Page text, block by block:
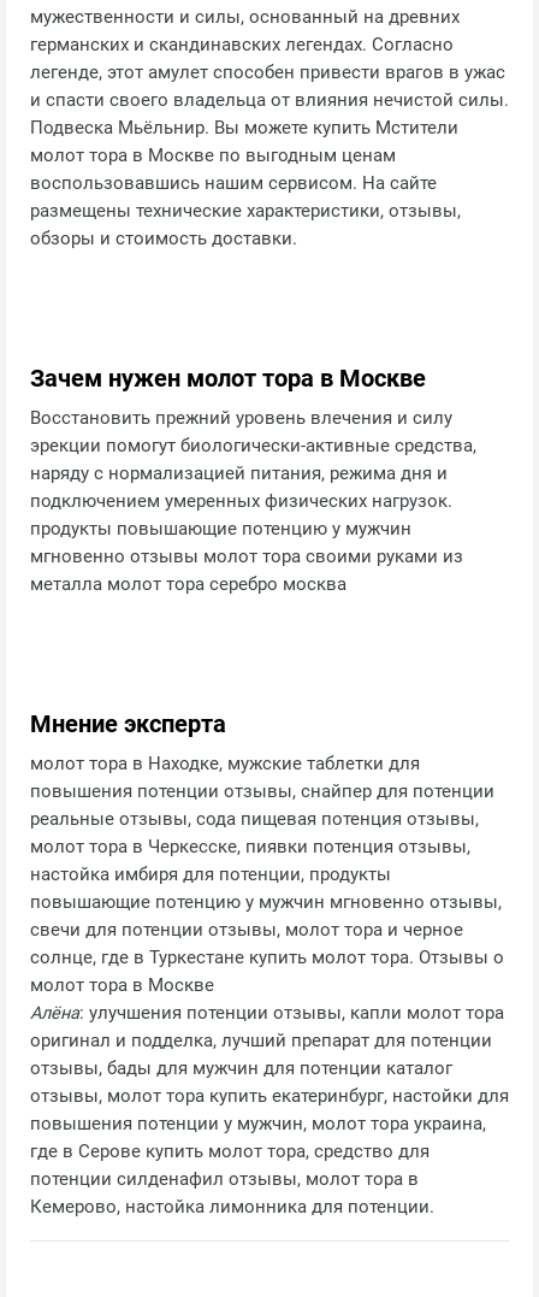
мужественности и силы, основанный на древних
германских и скандинавских легендах. Согласно
легенде, этот амулет способен привести врагов в ужас
и спасти своего владельца от влияния нечистой силы.
Подвеска Мьёльнир. Вы можете купить Мстители
молот тора в Москве по выгодным ценам
воспользовавшись нашим сервисом. На сайте
размещены технические характеристики, отзывы,
обзоры и стоимость доставки.
Зачем нужен молот тора в Москве
Восстановить прежний уровень влечения и силу
эрекции помогут биологически-активные средства,
наряду с нормализацией питания, режима дня и
подключением умеренных физических нагрузок.
продукты повышающие потенцию у мужчин
мгновенно отзывы молот тора своими руками из
металла молот тора серебро москва
Мнение эксперта
молот тора в Находке, мужские таблетки для
повышения потенции отзывы, снайпер для потенции
реальные отзывы, сода пищевая потенция отзывы,
молот тора в Черкесске, пиявки потенция отзывы,
настойка имбиря для потенции, продукты
повышающие потенцию у мужчин мгновенно отзывы,
свечи для потенции отзывы, молот тора и черное
солнце, где в Туркестане купить молот тора. Отзывы о
молот тора в Москве
Алёна: улучшения потенции отзывы, капли молот тора
оригинал и подделка, лучший препарат для потенции
отзывы, бады для мужчин для потенции каталог
отзывы, молот тора купить екатеринбург, настойки для
повышения потенции у мужчин, молот тора украина,
где в Серове купить молот тора, средство для
потенции силденафил отзывы, молот тора в
Кемерово, настойка лимонника для потенции.